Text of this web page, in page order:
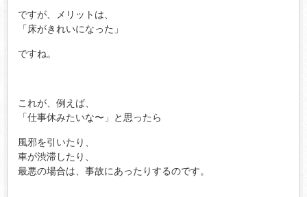
ですが、メリットは、
「床がきれいになった」
ですね。
これが、例えば、
「仕事休みたいな〜」と思ったら
風邪を引いたり、
車が渋滞したり、
最悪の場合は、事故にあったりするのです。